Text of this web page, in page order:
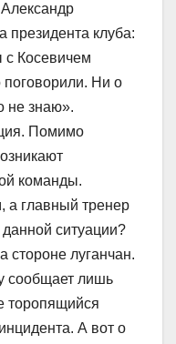
президента клуба:
с Косевичем
поговорили. Ни о
не знаю».
Помимо
команды.
а главный тренер
ситуации?
стороне луганчан.
сообщает лишь
торопящийся
А вот о